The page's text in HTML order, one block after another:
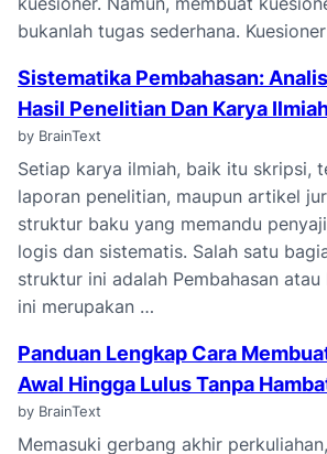
bukanlah tugas sederhana.
Sistematika Pembahasan:
Hasil Penelitian Dan Karya
by BrainText
Setiap karya ilmiah, baik itu skripsi,
laporan penelitian, maupun artikel
struktur baku yang memandu
logis dan sistematis. Salah satu
struktur ini adalah Pembahasan atau
ini merupakan …
Panduan Lengkap Cara
Awal Hingga Lulus Tanpa
by BrainText
Memasuki gerbang akhir